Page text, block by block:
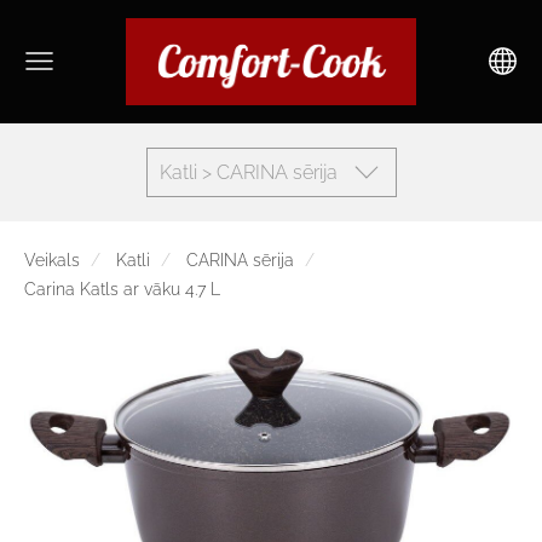
Katli > CARINA sērija
Veikals Katli
CARINA sērija
Carina Katls ar vāku 4.7 L